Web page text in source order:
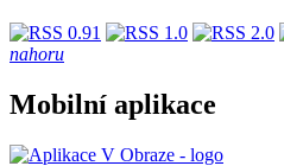
nahoru
Mobilní aplikace